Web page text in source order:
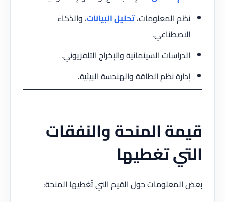
نظم المعلومات،تحليل البيانات، والذكاء
الاصطناعي.
الدراسات السينمائية والإخراج التلفزيوني.
إدارة نظم الطاقة والهندسة البيئية.
قيمة المنحة والنفقات
التي تغطيها
بعض المعلومات حول القيم التي تُغطيها المنحة: